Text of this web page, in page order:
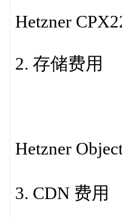
Hetzner
2. 存储费用
Hetzner
3. CDN 费用